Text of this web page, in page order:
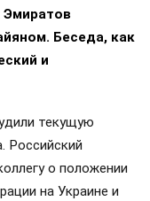
Беседа, как
и
текущую
Российский
о положении
на Украине и